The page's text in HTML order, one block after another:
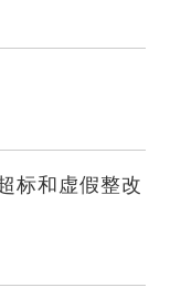
标和虚假整改